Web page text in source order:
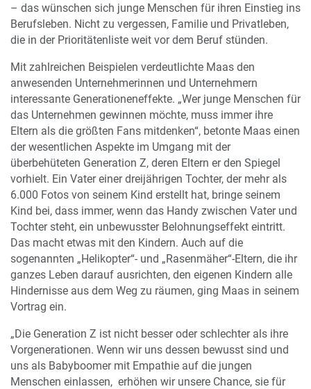
– das wünschen sich junge Menschen für ihren Einstieg ins
Berufsleben. Nicht zu vergessen, Familie und Privatleben,
die in der Prioritätenliste weit vor dem Beruf stünden.
Mit zahlreichen Beispielen verdeutlichte Maas den
anwesenden Unternehmerinnen und Unternehmern
interessante Generationeneffekte. „Wer junge Menschen für
das Unternehmen gewinnen möchte, muss immer ihre
Eltern als die größten Fans mitdenken“, betonte Maas einen
der wesentlichen Aspekte im Umgang mit der
überbehüteten Generation Z, deren Eltern er den Spiegel
vorhielt. Ein Vater einer dreijährigen Tochter, der mehr als
6.000 Fotos von seinem Kind erstellt hat, bringe seinem
Kind bei, dass immer, wenn das Handy zwischen Vater und
Tochter steht, ein unbewusster Belohnungseffekt eintritt.
Das macht etwas mit den Kindern. Auch auf die
sogenannten „Helikopter“- und „Rasenmäher“-Eltern, die ihr
ganzes Leben darauf ausrichten, den eigenen Kindern alle
Hindernisse aus dem Weg zu räumen, ging Maas in seinem
Vortrag ein.
„Die Generation Z ist nicht besser oder schlechter als ihre
Vorgenerationen. Wenn wir uns dessen bewusst sind und
uns als Babyboomer mit Empathie auf die jungen
Menschen einlassen, erhöhen wir unsere Chance, sie für